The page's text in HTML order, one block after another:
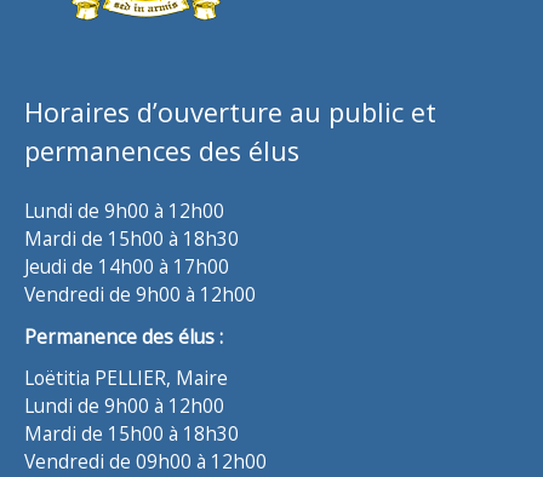
Horaires d’ouverture au public et
permanences des élus
Lundi de 9h00 à 12h00
Mardi de 15h00 à 18h30
Jeudi de 14h00 à 17h00
Vendredi de 9h00 à 12h00
Permanence des élus :
Loëtitia PELLIER, Maire
Lundi de 9h00 à 12h00
Mardi de 15h00 à 18h30
Vendredi de 09h00 à 12h00